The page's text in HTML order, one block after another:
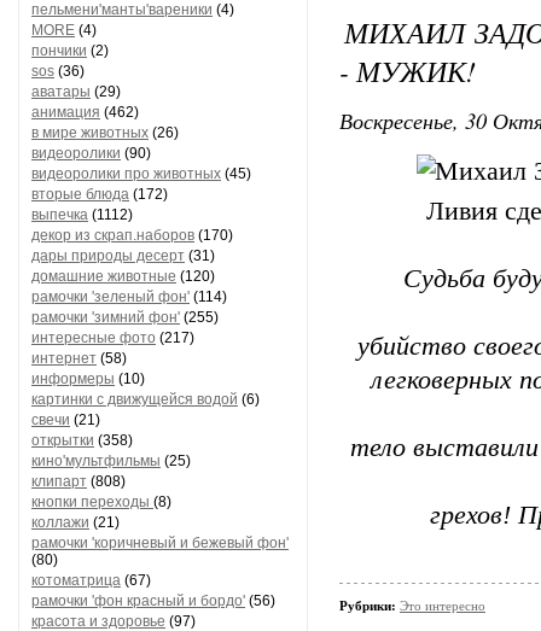
пельмени'манты'вареники (4)
MORE (4)
пончики (2)
sos (36)
аватары (29)
анимация (462)
в мире животных (26)
видеоролики (90)
видеоролики про животных (45)
вторые блюда (172)
выпечка (1112)
декор из скрап.наборов (170)
дары природы десерт (31)
домашние животные (120)
рамочки 'зеленый фон' (114)
рамочки 'зимний фон' (255)
интересные фото (217)
интернет (58)
информеры (10)
картинки с движущейся водой (6)
свечи (21)
открытки (358)
кино'мультфильмы (25)
клипарт (808)
кнопки переходы (8)
коллажи (21)
рамочки 'коричневый и бежевый фон'
(80)
котоматрица (67)
рамочки 'фон красный и бордо' (56)
красота и здоровье (97)
МИХАИЛ
- МУЖИК!
Воскресенье, 30
Ливия
Судьба
убийство
легковерных
тело
грехов!
Рубрики: Это интересно